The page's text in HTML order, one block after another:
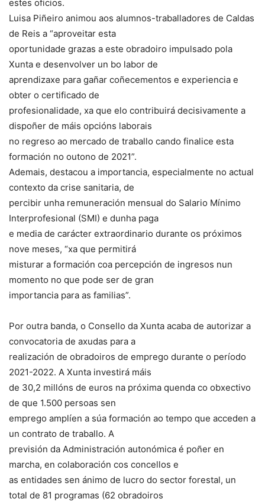
estes oficios.
Luisa Piñeiro animou aos alumnos-traballadores de Caldas
de Reis a “aproveitar esta
oportunidade grazas a este obradoiro impulsado pola
Xunta e desenvolver un bo labor de
aprendizaxe para gañar coñecementos e experiencia e
obter o certificado de
profesionalidade, xa que elo contribuirá decisivamente a
dispoñer de máis opcións laborais
no regreso ao mercado de traballo cando finalice esta
formación no outono de 2021”.
Ademais, destacou a importancia, especialmente no actual
contexto da crise sanitaria, de
percibir unha remuneración mensual do Salario Mínimo
Interprofesional (SMI) e dunha paga
e media de carácter extraordinario durante os próximos
nove meses, “xa que permitirá
misturar a formación coa percepción de ingresos nun
momento no que pode ser de gran
importancia para as familias”.
Por outra banda, o Consello da Xunta acaba de autorizar a
convocatoria de axudas para a
realización de obradoiros de emprego durante o período
2021-2022. A Xunta investirá máis
de 30,2 millóns de euros na próxima quenda co obxectivo
de que 1.500 persoas sen
emprego amplíen a súa formación ao tempo que acceden a
un contrato de traballo. A
previsión da Administración autonómica é poñer en
marcha, en colaboración cos concellos e
as entidades sen ánimo de lucro do sector forestal, un
total de 81 programas (62 obradoiros